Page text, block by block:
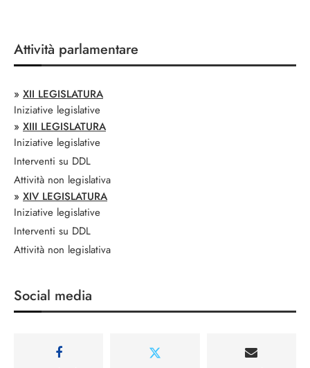
Attività parlamentare
» XII LEGISLATURA
Iniziative legislative
» XIII LEGISLATURA
Iniziative legislative
Interventi su DDL
Attività non legislativa
» XIV LEGISLATURA
Iniziative legislative
Interventi su DDL
Attività non legislativa
Social media